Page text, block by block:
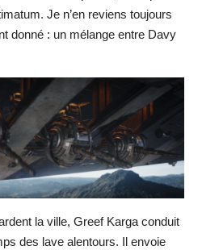
Je n’en reviens toujours
donné : un mélange entre Davy
la ville, Greef Karga conduit
des lave alentours. Il envoie